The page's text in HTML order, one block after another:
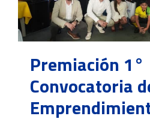
Premiación 1°
Convocatoria